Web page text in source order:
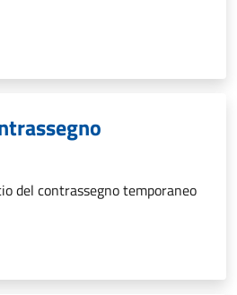
del contrassegno temporaneo